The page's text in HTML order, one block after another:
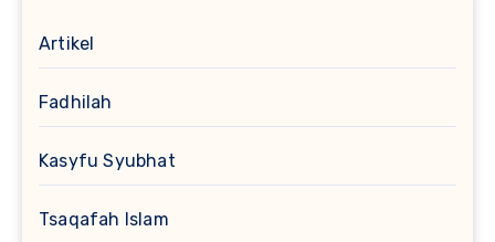
Artikel
Fadhilah
Kasyfu Syubhat
Tsaqafah Islam